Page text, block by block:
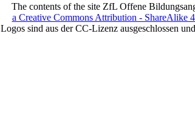
The contents of the site ZfL Offene
a Creative Commons Attribution - ShareAlike
Logos sind aus der CC-Lizenz ausgeschlossen